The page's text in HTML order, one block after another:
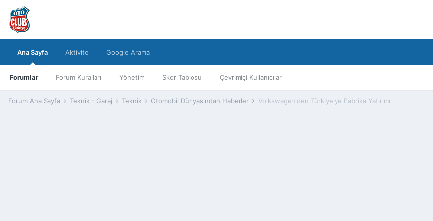
Ana Sayfa
Forumlar Forum Kuralları Yönetim Skor Tablosu Çevrimiçi Kullanıcılar
Aktivite Google Arama
Forum Ana Sayfa Teknik - Garaj Teknik Otomobil Dünyasından Haberler Volkswagen'den Türkiye'ye Fabrika Yatırımı